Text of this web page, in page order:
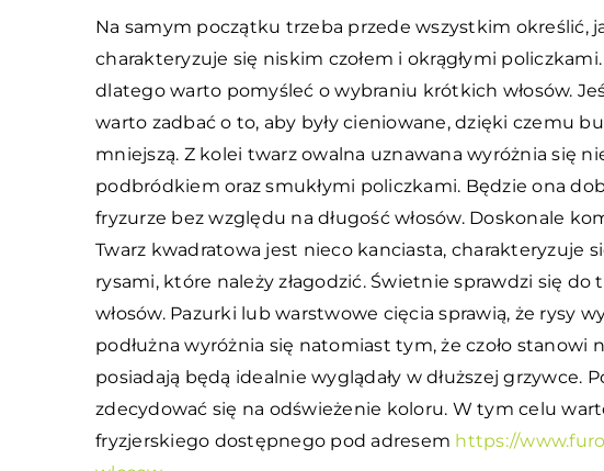
Na samym początku trzeba przede wszystkim określić,
charakteryzuje się niskim czołem i okrągłymi
dlatego warto pomyśleć o wybraniu krótkich włosów.
warto zadbać o to, aby były cieniowane, dzięki czemu
mniejszą. Z kolei twarz owalna uznawana wyróżnia się
podbródkiem oraz smukłymi policzkami. Będzie ona
fryzurze bez względu na długość włosów. Doskonale
Twarz kwadratowa jest nieco kanciasta, charakteryzuje
rysami, które należy złagodzić. Świetnie sprawdzi się do
włosów. Pazurki lub warstwowe cięcia sprawią, że rysy
podłużna wyróżnia się natomiast tym, że czoło stanowi
posiadają będą idealnie wyglądały w dłuższej grzywce.
zdecydować się na odświeżenie koloru. W tym celu
fryzjerskiego dostępnego pod adresem https://